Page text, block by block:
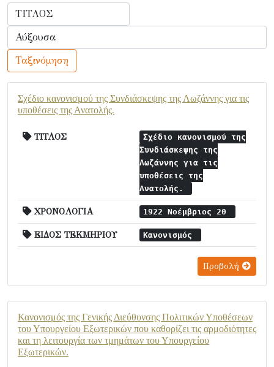
Ταξινόμηση
Σχέδιο κανονισμού της Συνδιάσκεψης της Λωζάννης για τις
υποθέσεις της Ανατολής.
ΤΙΤΛΟΣ
Σχέδιο κανονισμού της
Συνδιάσκεψης της
Λωζάννης για τις
υποθέσεις της
Ανατολής.
ΧΡΟΝΟΛΟΓΙΑ 1922 Νοέμβριος 20
ΕΙΔΟΣ ΤΕΚΜΗΡΙΟΥ Κανονισμός
Προβολή
Κανονισμός της Γενικής Διεύθυνσης Πολιτικών Υποθέσεων
του Υπουργείου Εξωτερικών που καθορίζει τις αρμοδιότητες
και τη λειτουργία των τμημάτων του Υπουργείου
Εξωτερικών.